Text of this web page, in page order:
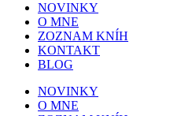
NOVINKY
O MNE
ZOZNAM KNÍH
KONTAKT
BLOG
NOVINKY
O MNE